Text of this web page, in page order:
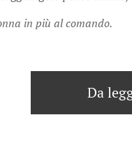
in più al comando.
Da